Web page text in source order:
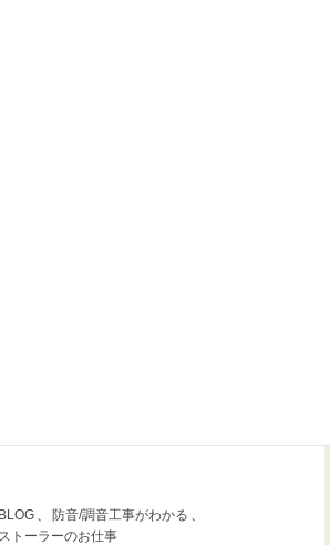
防音/調音工事がわかる
トーラーのお仕事